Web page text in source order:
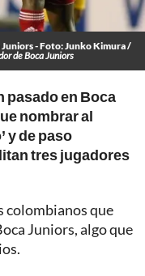
Juniors - Foto: Junko Kimura /
de Boca Juniors
pasado en Boca
nombrar al
y de paso
tres jugadores
colombianos que
Juniors, algo que